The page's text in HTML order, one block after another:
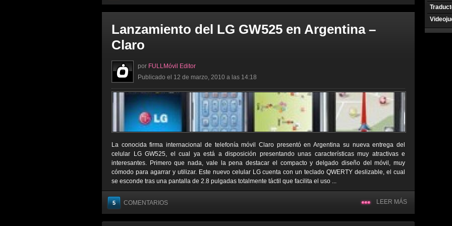
Lanzamiento del LG GW525 en Argentina –
Claro
por FULLMóvil Editor
Publicado el 12 de marzo, 2010 a las 14:18
La conocida firma internacional de telefonía móvil Claro presentó en Argentina su nueva entrega del
celular LG GW525, el cual ya está a disposición presentando unas características muy atractivas e
interesantes. Primero que nada, vale la pena destacar el compacto y delgado diseño del móvil, muy
cómodo para agarrar y utilizar. Este nuevo celular LG cuenta con un teclado QWERTY deslizable, el cual
se esconde tras una pantalla de 2.8 pulgadas totalmente táctil que facilita el uso ...
5 COMENTARIOS LEER MÁS